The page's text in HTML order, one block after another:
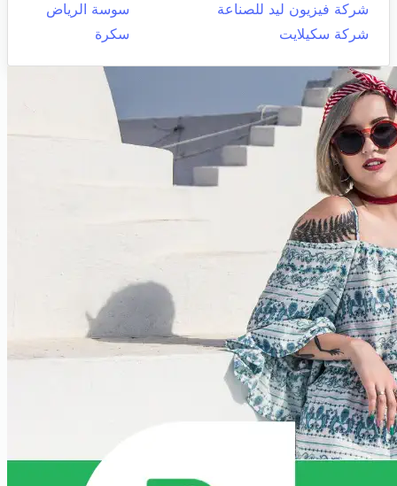
شركة فيزيون ليد للصناعة
سوسة الرياض
شركة سكيلايت
سكرة